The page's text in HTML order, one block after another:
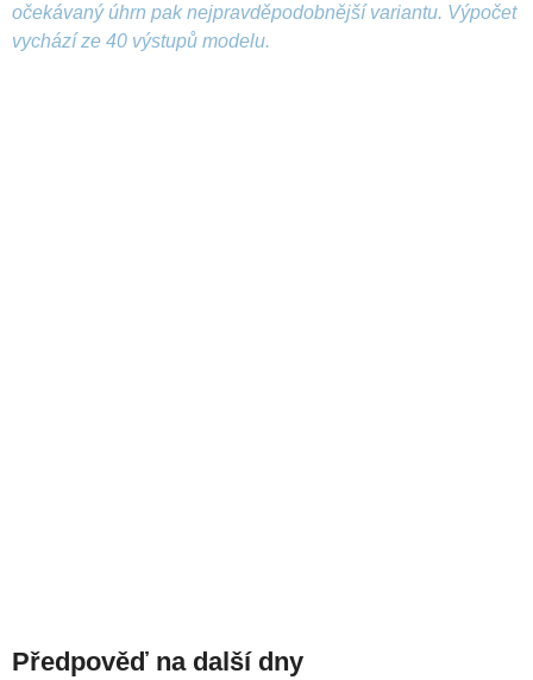
očekávaný úhrn pak nejpravděpodobnější variantu. Výpočet
vychází ze 40 výstupů modelu.
Předpověď na další dny